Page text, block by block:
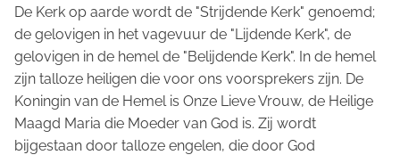
De Kerk op aarde wordt de "Strijdende Kerk" genoemd;
de gelovigen in het vagevuur de "Lijdende Kerk", de
gelovigen in de hemel de "Belijdende Kerk". In de hemel
zijn talloze heiligen die voor ons voorsprekers zijn. De
Koningin van de Hemel is Onze Lieve Vrouw, de Heilige
Maagd Maria die Moeder van God is. Zij wordt
bijgestaan door talloze engelen, die door God